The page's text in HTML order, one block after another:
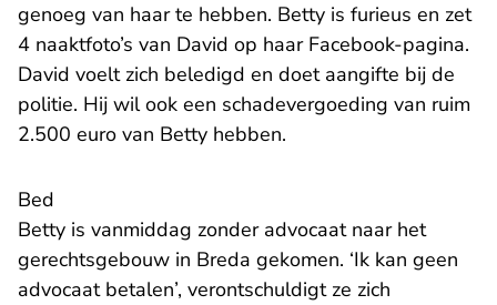
genoeg van haar te hebben. Betty is furieus en zet
4 naaktfoto’s van David op haar Facebook-pagina.
David voelt zich beledigd en doet aangifte bij de
politie. Hij wil ook een schadevergoeding van ruim
2.500 euro van Betty hebben.
Bed
Betty is vanmiddag zonder advocaat naar het
gerechtsgebouw in Breda gekomen. ‘Ik kan geen
advocaat betalen’, verontschuldigt ze zich